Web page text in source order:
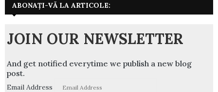
ABONAȚI-VĂ LA ARTICOLE:
JOIN OUR NEWSLETTER
And get notified everytime we publish a new blog
post.
Email Address